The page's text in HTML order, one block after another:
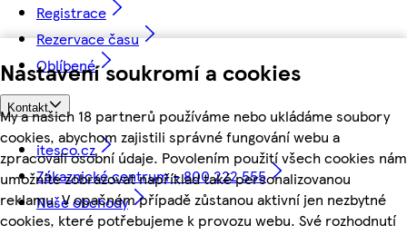
Nastavení soukromí a cookies
My a našich 18 partnerů používáme nebo ukládáme soubory
cookies, abychom zajistili správné fungování webu a
zpracovali osobní údaje. Povolením použití všech cookies nám
umožníte zobrazovat například také personalizovanou
reklamu. V opačném případě zůstanou aktivní jen nezbytné
cookies, které potřebujeme k provozu webu. Své rozhodnutí
Registrace
Rezervace času
Oblíbené
Kontakt
itesco.cz
Zákaznické centrum - 800 222 555
Naše obchody